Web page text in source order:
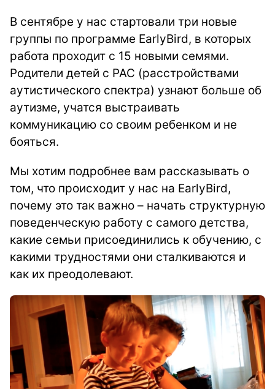
В сентябре у нас стартовали три новые
группы по программе EarlyBird, в которых
работа проходит с 15 новыми семями.
Родители детей с РАС (расстройствами
аутистического спектра) узнают больше об
аутизме, учатся выстраивать
коммуникацию со своим ребенком и не
бояться.
Мы хотим подробнее вам рассказывать о
том, что происходит у нас на EarlyBird,
почему это так важно – начать структурную
поведенческую работу с самого детства,
какие семьи присоединились к обучению, с
какими трудностями они сталкиваются и
как их преодолевают.